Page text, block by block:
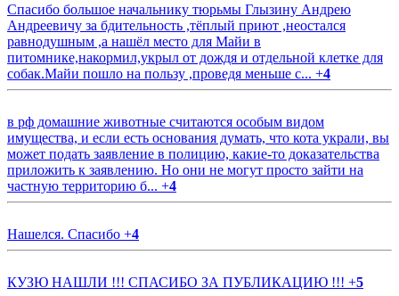
Спасибо большое начальнику тюрьмы Глызину Андрею
Андреевичу за бдительность ,тёплый приют ,неостался
равнодушным ,а нашёл место для Майи в
питомнике,накормил,укрыл от дождя и отдельной клетке для
собак.Майи пошло на пользу ,проведя меньше с... +4
в рф домашние животные считаются особым видом
имущества, и если есть основания думать, что кота украли, вы
может подать заявление в полицию, какие-то доказательства
приложить к заявлению. Но они не могут просто зайти на
частную территорию б... +4
Нашелся. Спасибо +4
КУЗЮ НАШЛИ !!! СПАСИБО ЗА ПУБЛИКАЦИЮ !!! +5